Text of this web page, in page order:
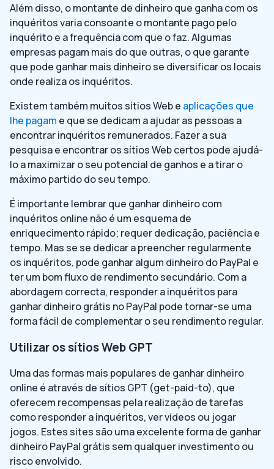
Além disso, o montante de dinheiro que ganha com os
inquéritos varia consoante o montante pago pelo
inquérito e a frequência com que o faz. Algumas
empresas pagam mais do que outras, o que garante
que pode ganhar mais dinheiro se diversificar os locais
onde realiza os inquéritos.
Existem também muitos sítios Web e aplicações que
lhe pagam e que se dedicam a ajudar as pessoas a
encontrar inquéritos remunerados. Fazer a sua
pesquisa e encontrar os sítios Web certos pode ajudá-
lo a maximizar o seu potencial de ganhos e a tirar o
máximo partido do seu tempo.
É importante lembrar que ganhar dinheiro com
inquéritos online não é um esquema de
enriquecimento rápido; requer dedicação, paciência e
tempo. Mas se se dedicar a preencher regularmente
os inquéritos, pode ganhar algum dinheiro do PayPal e
ter um bom fluxo de rendimento secundário. Com a
abordagem correcta, responder a inquéritos para
ganhar dinheiro grátis no PayPal pode tornar-se uma
forma fácil de complementar o seu rendimento regular.
Utilizar os sítios Web GPT
Uma das formas mais populares de ganhar dinheiro
online é através de sítios GPT (get-paid-to), que
oferecem recompensas pela realização de tarefas
como responder a inquéritos, ver vídeos ou jogar
jogos. Estes sites são uma excelente forma de ganhar
dinheiro PayPal grátis sem qualquer investimento ou
risco envolvido.